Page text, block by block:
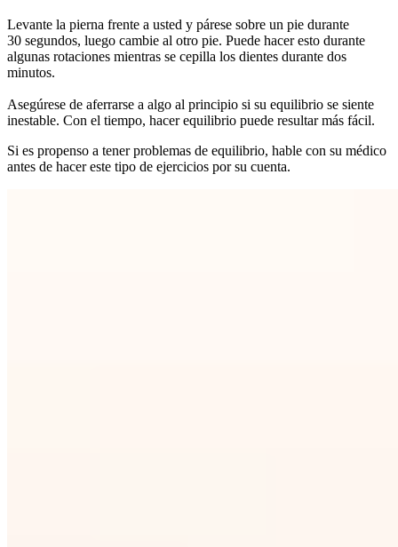
Levante la pierna frente a usted y párese sobre un pie durante
30 segundos, luego cambie al otro pie. Puede hacer esto durante
algunas rotaciones mientras se cepilla los dientes durante dos
minutos.
Asegúrese de aferrarse a algo al principio si su equilibrio se siente
inestable. Con el tiempo, hacer equilibrio puede resultar más fácil.
Si es propenso a tener problemas de equilibrio, hable con su médico
antes de hacer este tipo de ejercicios por su cuenta.